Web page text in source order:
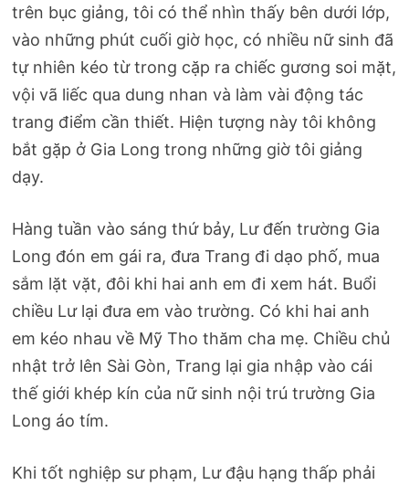
trên bục giảng, tôi có thể nhìn thấy bên dưới lớp,
vào những phút cuối giờ học, có nhiều nữ sinh đã
tự nhiên kéo từ trong cặp ra chiếc gương soi mặt,
vội vã liếc qua dung nhan và làm vài động tác
trang điểm cần thiết. Hiện tượng này tôi không
bắt gặp ở Gia Long trong những giờ tôi giảng
dạy.
Hàng tuần vào sáng thứ bảy, Lư đến trường Gia
Long đón em gái ra, đưa Trang đi dạo phố, mua
sắm lặt vặt, đôi khi hai anh em đi xem hát. Buổi
chiều Lư lại đưa em vào trường. Có khi hai anh
em kéo nhau về Mỹ Tho thăm cha mẹ. Chiều chủ
nhật trở lên Sài Gòn, Trang lại gia nhập vào cái
thế giới khép kín của nữ sinh nội trú trường Gia
Long áo tím.
Khi tốt nghiệp sư phạm, Lư đậu hạng thấp phải